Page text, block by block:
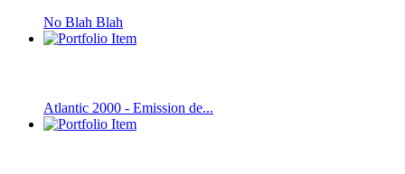
No Blah Blah
Atlantic 2000 - Emission de...